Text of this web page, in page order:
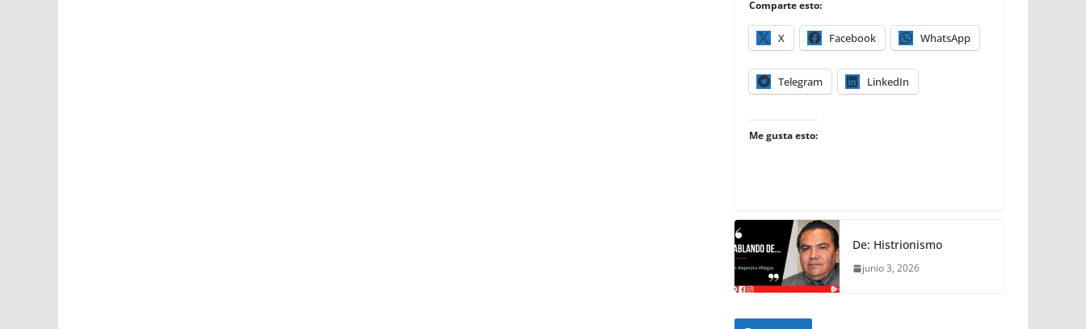
Comparte esto:
X Facebook WhatsApp
Telegram LinkedIn
Me gusta esto:
De: Histrionismo
junio 3, 2026